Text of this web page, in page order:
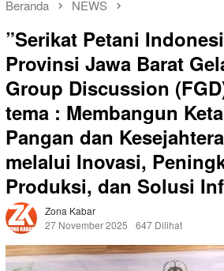
Beranda NEWS
”Serikat Petani
Provinsi Jawa Barat
Group Discussion
tema : Membangun
Pangan dan
melalui Inovasi,
Produksi, dan Solusi
Zona Kabar
27 November 2025
647 Dilihat